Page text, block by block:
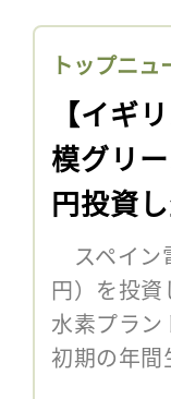
トップニュ
【イギ
模グリ
円投資
スペイン
円）を投
水素プラ
初期の年